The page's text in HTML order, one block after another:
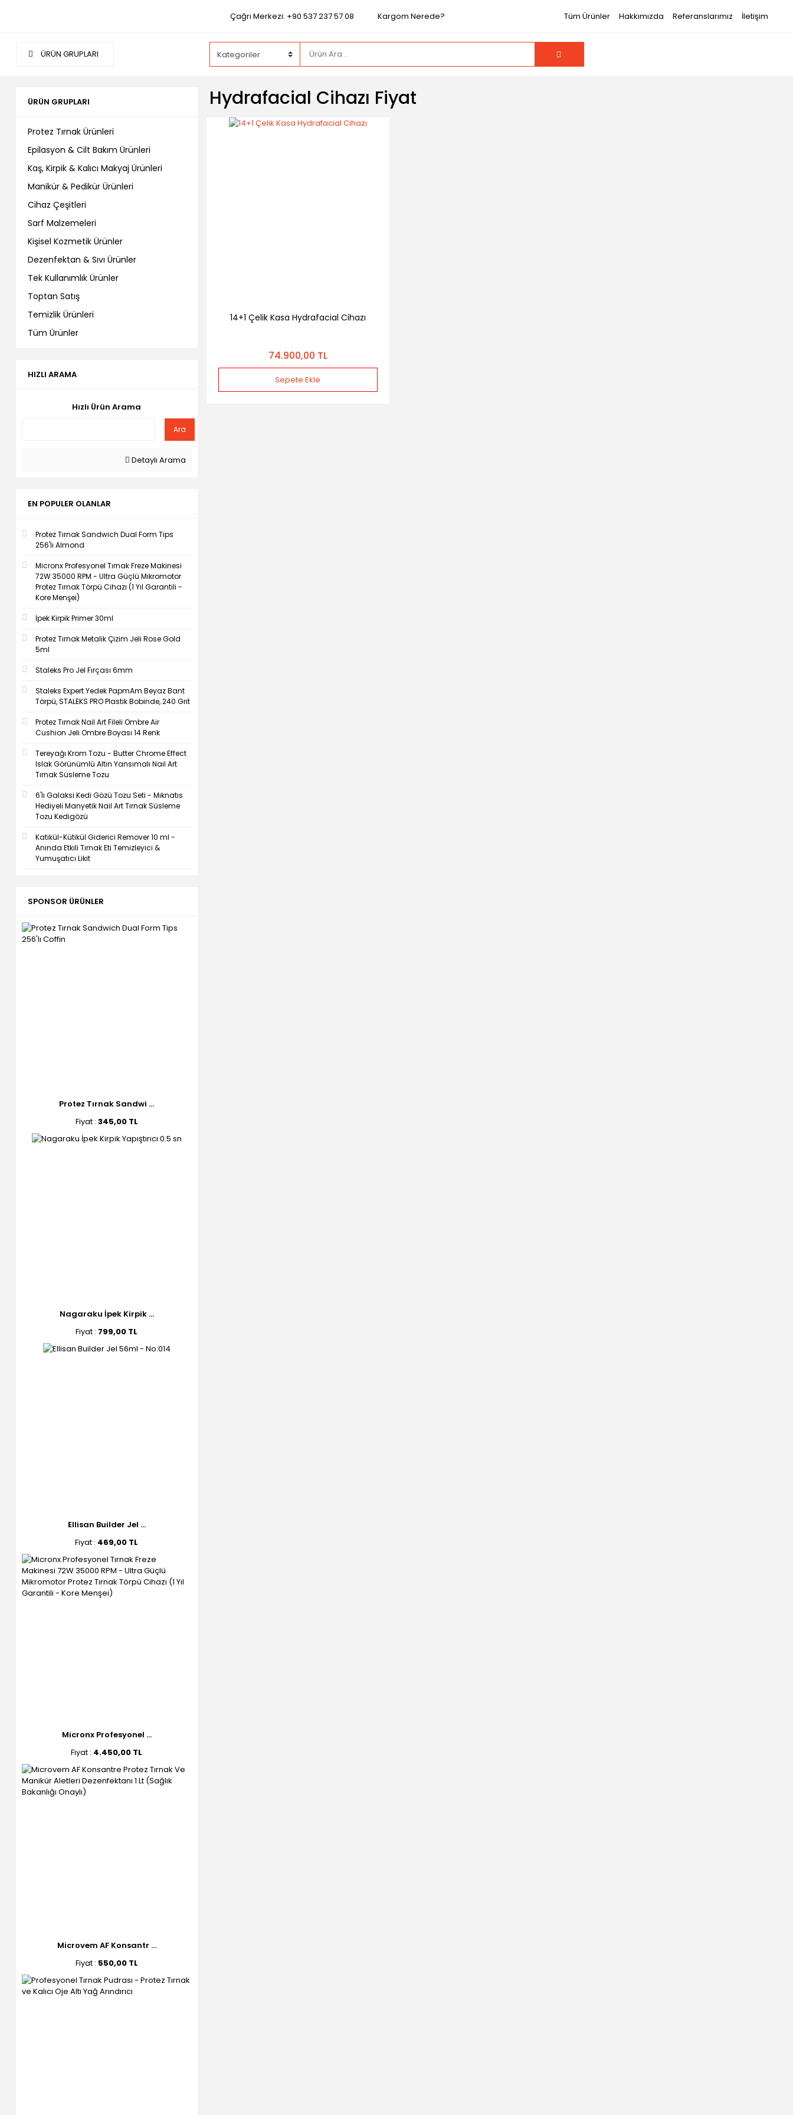
Çağrı Merkezi: +90 537 237 57 08 Kargom Nerede? Tüm Ürünler Hakkımızda Referanslarımız İletişim
ÜRÜN GRUPLARI
ÜRÜN GRUPLARI
Protez Tırnak Ürünleri
Epilasyon & Cilt Bakım Ürünleri
Kaş, Kirpik & Kalıcı Makyaj Ürünleri
Manikür & Pedikür Ürünleri
Cihaz Çeşitleri
Sarf Malzemeleri
Kişisel Kozmetik Ürünler
Dezenfektan & Sıvı Ürünler
Tek Kullanımlık Ürünler
Toptan Satış
Temizlik Ürünleri
Tüm Ürünler
HIZLI ARAMA
Hızlı Ürün Arama
Ara
Detaylı Arama
EN POPULER OLANLAR
Protez Tırnak Sandwich Dual Form Tips
256'lı Almond
Micronx Profesyonel Tırnak Freze Makinesi
72W 35000 RPM - Ultra Güçlü Mikromotor
Protez Tırnak Törpü Cihazı (1 Yıl Garantili -
Kore Menşei)
İpek Kirpik Primer 30ml
Protez Tırnak Metalik Çizim Jeli Rose Gold
5ml
Staleks Pro Jel Fırçası 6mm
Staleks Expert Yedek PapmAm Beyaz Bant
Törpü, STALEKS PRO Plastik Bobinde, 240 Grit
Protez Tırnak Nail Art Fileli Ombre Air
Cushion Jeli Ombre Boyası 14 Renk
Tereyağı Krom Tozu - Butter Chrome Effect
Islak Görünümlü Altın Yansımalı Nail Art
Tırnak Süsleme Tozu
6'lı Galaksi Kedi Gözü Tozu Seti - Mıknatıs
Hediyeli Manyetik Nail Art Tırnak Süsleme
Tozu Kedigözü
Katikül-Kütikül Giderici Remover 10 ml -
Anında Etkili Tırnak Eti Temizleyici &
Yumuşatıcı Likit
SPONSOR ÜRÜNLER
Protez Tırnak Sandwi ...
Fiyat : 345,00 TL
Nagaraku İpek Kirpik ...
Fiyat : 799,00 TL
Ellisan Builder Jel ...
Fiyat : 469,00 TL
Micronx Profesyonel ...
Fiyat : 4.450,00 TL
Microvem AF Konsantr ...
Fiyat : 550,00 TL
Hydrafacial Cihazı Fiyat
14+1 Çelik Kasa Hydrafacial Cihazı
74.900,00 TL
Sepete Ekle